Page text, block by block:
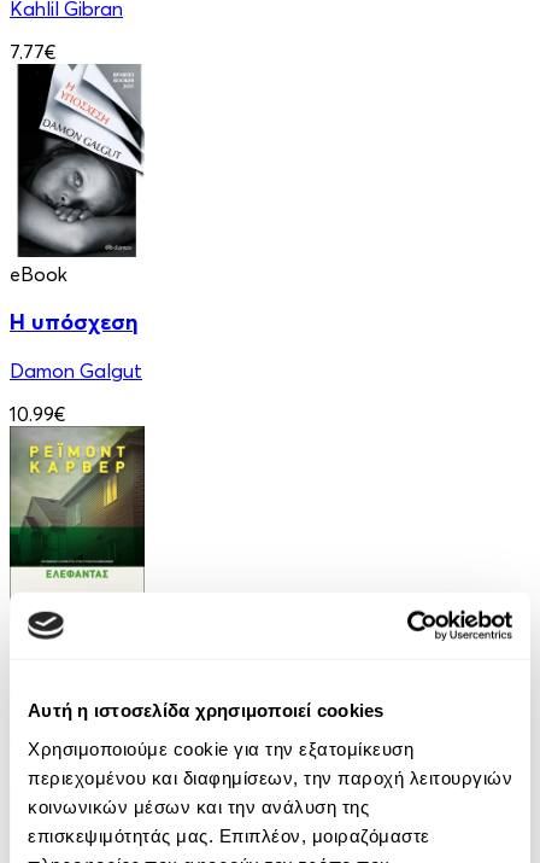
Αυτή η ιστοσελίδα χρησιμοποιεί cookies
Χρησιμοποιούμε cookie για την εξατομίκευση
περιεχομένου και διαφημίσεων, την παροχή λειτουργιών
κοινωνικών μέσων και την ανάλυση της
επισκεψιμότητάς μας. Επιπλέον, μοιραζόμαστε
Kahlil Gibran
7.77€
eBook
Η υπόσχεση
Damon Galgut
10.99€
eBook
7.99€